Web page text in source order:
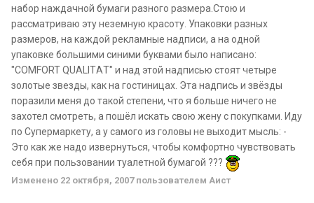
набор наждачной бумаги разного размера.Стою и
рассматриваю эту неземную красоту. Упаковки разных
размеров, на каждой рекламные надписи, а на одной
упаковке большими синими буквами было написано:
"COMFORT QUALITАT" и над этой надписью стоят четыре
золотые звезды, как на гостиницах. Эта надпись и звёзды
поразили меня до такой степени, что я больше ничего не
захотел смотреть, а пошёл искать свою жену с покупками. Иду
по Супермаркету, а у самого из головы не выходит мысль: -
Это как же надо извернуться, чтобы комфортно чувствовать
себя при пользовании туалетной бумагой ???
Изменено 22 октября, 2007пользователем Аист